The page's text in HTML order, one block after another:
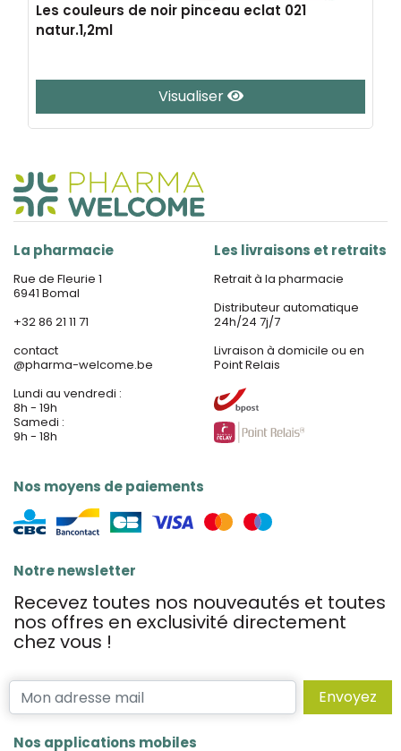
Les couleurs de noir pinceau eclat 021
natur.1,2ml
Visualiser
La pharmacie
Rue de Fleurie 1
6941 Bomal
+32 86 21 11 71
contact
@pharma-welcome.be
Lundi au vendredi :
8h - 19h
Samedi :
9h - 18h
Nos moyens de paiements
Les livraisons et retraits
Retrait à la pharmacie
Distributeur automatique
24h/24 7j/7
Livraison à domicile ou en
Point Relais
Notre newsletter
Recevez toutes nos nouveautés et toutes
nos offres en exclusivité directement
chez vous !
Envoyez
Nos applications mobiles